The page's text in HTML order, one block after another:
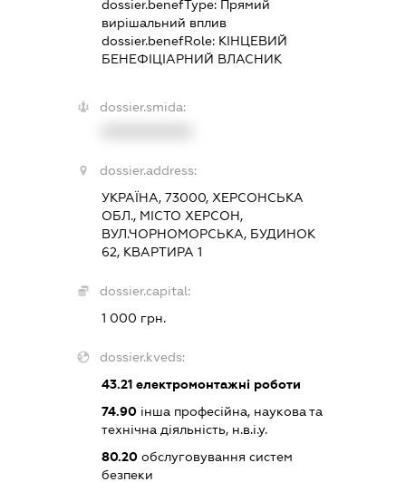
dossier.benefType: Прямий
вирішальний вплив
dossier.benefRole: КІНЦЕВИЙ
БЕНЕФІЦІАРНИЙ ВЛАСНИК
dossier.smida:
dossier.address:
УКРАЇНА, 73000, ХЕРСОНСЬКА
ОБЛ., МІСТО ХЕРСОН,
ВУЛ.ЧОРНОМОРСЬКА, БУДИНОК
62, КВАРТИРА 1
dossier.capital:
1 000 грн.
dossier.kveds:
43.21електромонтажні роботи
74.90інша професійна, наукова та
технічна діяльність, н.в.і.у.
80.20обслуговування систем
безпеки